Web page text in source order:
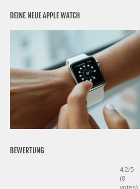
DEINE NEUE APPLE WATCH
BEWERTUNG
4.2/5 -
(8
votes)